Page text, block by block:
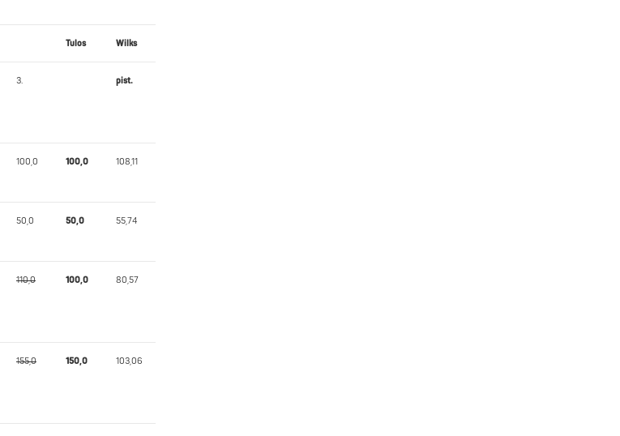
Tulos Wilks
3. pist.
100,0 100,0 108,11
50,0 50,0 55,74
110,0 100,0 80,57
155,0 150,0 103,06